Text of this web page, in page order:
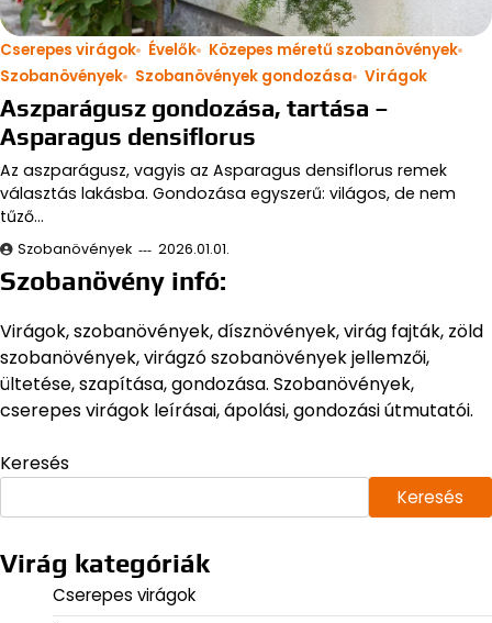
Cserepes virágok Évelők
Közepes méretű szobanövények
Szobanövények
Szobanövények gondozása Virágok
Aszparágusz gondozása, tartása –
Asparagus densiflorus
Az aszparágusz, vagyis az Asparagus densiflorus remek
választás lakásba. Gondozása egyszerű: világos, de nem
tűző…
Szobanövények 2026.01.01.
Szobanövény infó:
Virágok, szobanövények, dísznövények, virág fajták, zöld
szobanövények, virágzó szobanövények jellemzői,
ültetése, szapítása, gondozása. Szobanövények,
cserepes virágok leírásai, ápolási, gondozási útmutatói.
Keresés
Keresés
Virág kategóriák
Cserepes virágok